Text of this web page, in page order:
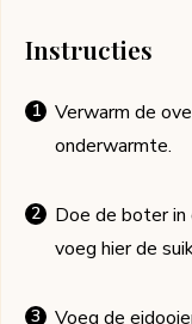
Instructies
Verwarm de
onderwarmte.
Doe de boter in
voeg hier de
Voeg de